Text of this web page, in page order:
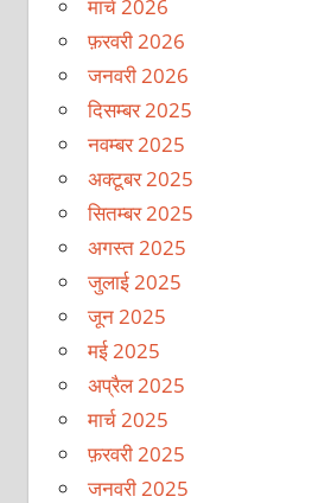
मार्च 2026
फ़रवरी 2026
जनवरी 2026
दिसम्बर 2025
नवम्बर 2025
अक्टूबर 2025
सितम्बर 2025
अगस्त 2025
जुलाई 2025
जून 2025
मई 2025
अप्रैल 2025
मार्च 2025
फ़रवरी 2025
जनवरी 2025